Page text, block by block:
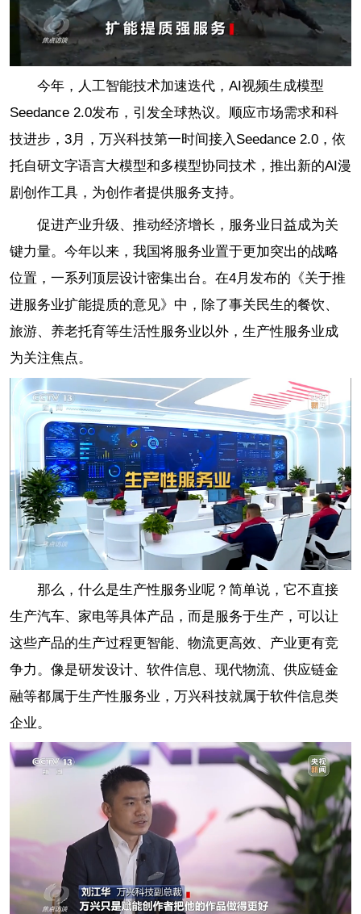
今年，人工智能技术加速迭代，AI视频生成模型
Seedance 2.0发布，引发全球热议。顺应市场需求和科
技进步，3月，万兴科技第一时间接入Seedance 2.0，依
托自研文字语言大模型和多模型协同技术，推出新的AI漫
剧创作工具，为创作者提供服务支持。
促进产业升级、推动经济增长，服务业日益成为关
键力量。今年以来，我国将服务业置于更加突出的战略
位置，一系列顶层设计密集出台。在4月发布的《关于推
进服务业扩能提质的意见》中，除了事关民生的餐饮、
旅游、养老托育等生活性服务业以外，生产性服务业成
为关注焦点。
那么，什么是生产性服务业呢？简单说，它不直接
生产汽车、家电等具体产品，而是服务于生产，可以让
这些产品的生产过程更智能、物流更高效、产业更有竞
争力。像是研发设计、软件信息、现代物流、供应链金
融等都属于生产性服务业，万兴科技就属于软件信息类
企业。